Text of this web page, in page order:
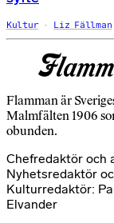
Kultur Liz Fällman
Flamman är
Malmfälten 1906
obunden.
Chefredaktör och
Nyhetsredaktör
Kulturredaktör:
Elvander